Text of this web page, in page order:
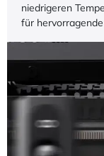
niedrigeren
für